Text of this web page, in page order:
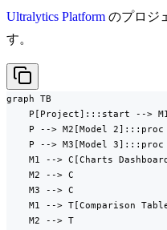
Ultralytics Platform のプロジ
す。
graph TB
P[Project]:::start -->
    P --> M2[Model 2]:::proc
    P --> M3[Model 3]:::proc
M1 --> C[Charts
    M2 --> C
    M3 --> C
M1 --> T[Comparison
    M2 --> T